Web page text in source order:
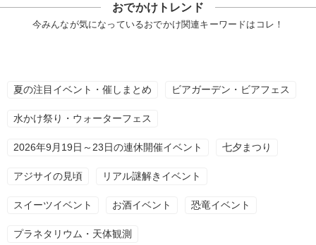
おでかけトレンド
今みんなが気になっているおでかけ関連キーワードはコレ！
夏の注目イベント・催しまとめ ビアガーデン・ビアフェス
水かけ祭り・ウォーターフェス
2026年9月19日～23日の連休開催イベント 七夕まつり
アジサイの見頃 リアル謎解きイベント
スイーツイベント お酒イベント 恐竜イベント
プラネタリウム・天体観測